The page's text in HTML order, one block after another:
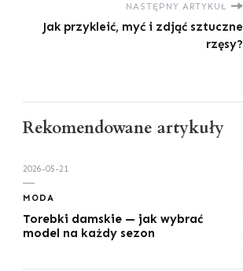
NASTĘPNY ARTYKUŁ
Jak przykleić, myć i zdjąć sztuczne
rzęsy?
Rekomendowane artykuły
2026-05-21
MODA
Torebki damskie — jak wybrać
model na każdy sezon